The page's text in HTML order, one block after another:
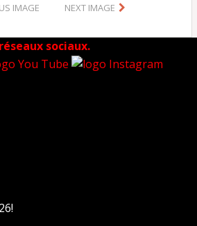
IMAGE NEXT IMAGE
sociaux.